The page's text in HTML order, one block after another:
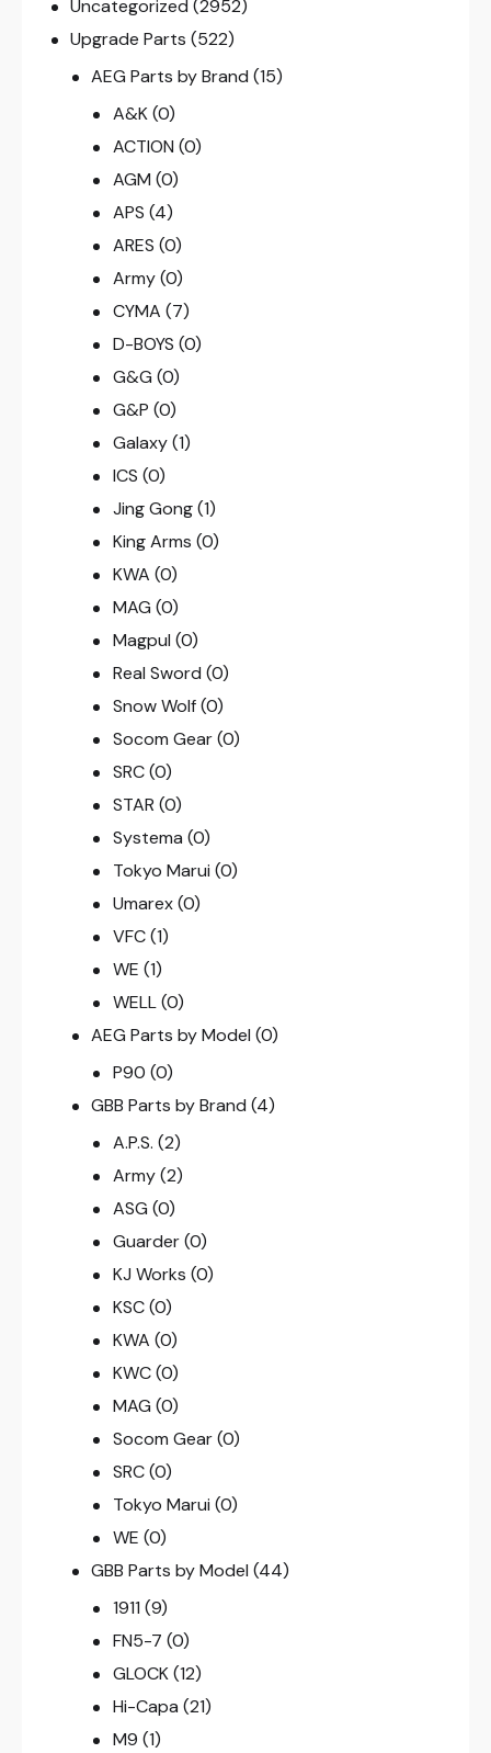
Uncategorized (2952)
Upgrade Parts (522)
AEG Parts by Brand (15)
A&K (0)
ACTION (0)
AGM (0)
APS (4)
ARES (0)
Army (0)
CYMA (7)
D-BOYS (0)
G&G (0)
G&P (0)
Galaxy (1)
ICS (0)
Jing Gong (1)
King Arms (0)
KWA (0)
MAG (0)
Magpul (0)
Real Sword (0)
Snow Wolf (0)
Socom Gear (0)
SRC (0)
STAR (0)
Systema (0)
Tokyo Marui (0)
Umarex (0)
VFC (1)
WE (1)
WELL (0)
AEG Parts by Model (0)
P90 (0)
GBB Parts by Brand (4)
A.P.S. (2)
Army (2)
ASG (0)
Guarder (0)
KJ Works (0)
KSC (0)
KWA (0)
KWC (0)
MAG (0)
Socom Gear (0)
SRC (0)
Tokyo Marui (0)
WE (0)
GBB Parts by Model (44)
1911 (9)
FN5-7 (0)
GLOCK (12)
Hi-Capa (21)
M9 (1)